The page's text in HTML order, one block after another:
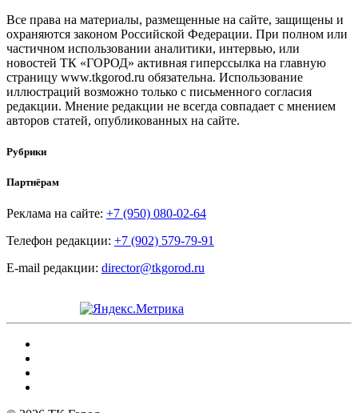
Все права на материалы, размещенные на сайте, защищены и
охраняются законом Российской Федерации. При полном или
частичном использовании аналитики, интервью, или
новостей ТК «ГОРОД» активная гиперссылка на главную
страницу www.tkgorod.ru обязательна. Использование
иллюстраций возможно только с письменного согласия
редакции. Мнение редакции не всегда совпадает с мнением
авторов статей, опубликованных на сайте.
Рубрики
Партнёрам
Реклама на сайте: +7 (950) 080-02-64
Телефон редакции: +7 (902) 579-79-91
E-mail редакции: director@tkgorod.ru